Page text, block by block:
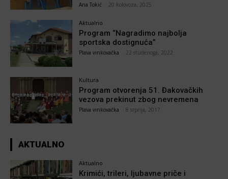
Ana Tokić 20 kolovoza, 2025
Aktualno
Program “Nagradimo najbolja
sportska dostignuća”
Plava vinkovačka 22 studenoga, 2022
Kultura
Program otvorenja 51. Đakovačkih
vezova prekinut zbog nevremena
Plava vinkovačka 8 srpnja, 2017
AKTUALNO
Aktualno
Krimići, trileri, ljubavne priče i